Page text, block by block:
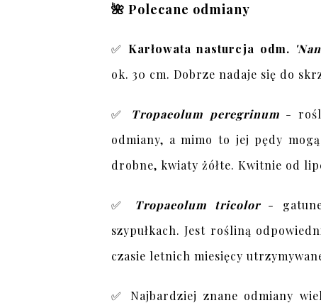
🌺 Polecane odmiany
✅ Karłowata nasturcja odm.
ok. 30 cm. Dobrze nadaje się do
✅ Tropaeolum peregrinum-
odmiany, a mimo to jej pędy
drobne, kwiaty żółte. Kwitnie od
✅ Tropaeolum tricolor -
szypułkach. Jest rośliną
czasie letnich miesięcy
✅ Najbardziej znane odmiany